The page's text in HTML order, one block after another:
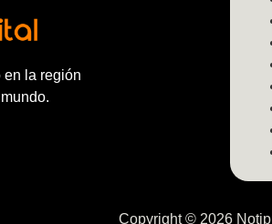
la región
Copyright © 2026